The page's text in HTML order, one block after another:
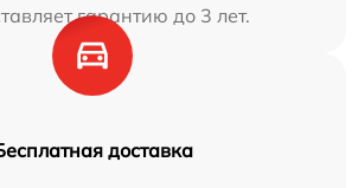
гарантию до 3 лет.
доставка